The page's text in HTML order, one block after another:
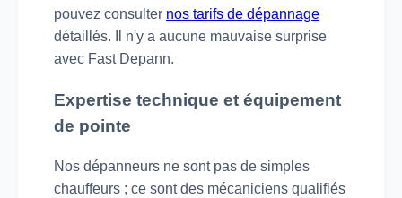
pouvez consulter nos tarifs de dépannage
détaillés. Il n'y a aucune mauvaise surprise
avec Fast Depann.
Expertise technique et équipement
de pointe
Nos dépanneurs ne sont pas de simples
chauffeurs ; ce sont des mécaniciens qualifiés